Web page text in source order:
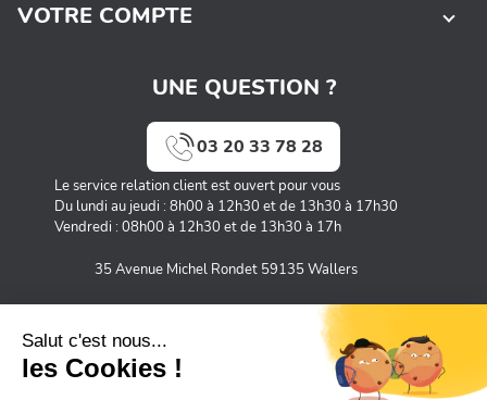
UNE QUESTION ?
03 20 33 78 28
Le service relation client est ouvert pour vous
Du lundi au jeudi : 8h00 à 12h30 et de 13h30 à 17h30
Vendredi : 08h00 à 12h30 et de 13h30 à 17h
35 Avenue Michel Rondet 59135 Wallers
VOTRE COMPTE